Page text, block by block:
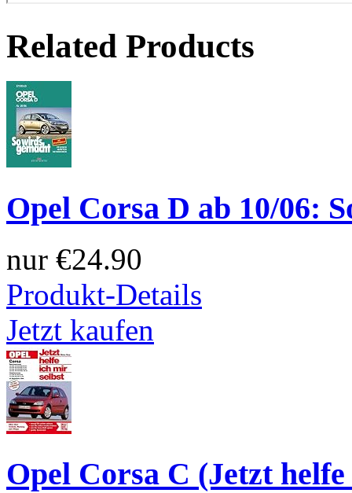
Related Products
Opel Corsa D ab 10/06:
nur €24.90
Produkt-Details
Jetzt kaufen
Opel Corsa C (Jetzt